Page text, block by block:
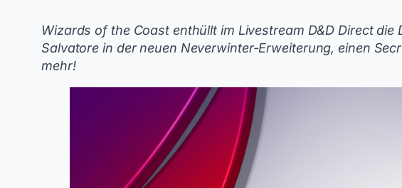
Wizards of the Coast enthüllt im Livestream D&D Direct
Salvatore in der neuen Neverwinter-Erweiterung, einen
mehr!